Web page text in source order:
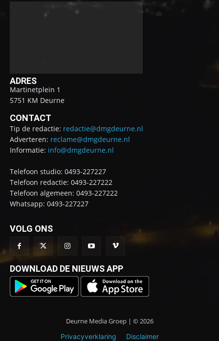
ADRES
Martinetplein 1
5751 KM Deurne
CONTACT
Tip de redactie: redactie@dmgdeurne.nl
Adverteren: reclame@dmgdeurne.nl
Informatie: info@dmgdeurne.nl
Telefoon studio: 0493-227227
Telefoon redactie: 0493-227222
Telefoon algemeen: 0493-227222
Whatsapp: 0493-227227
VOLG ONS
DOWNLOAD DE NIEUWS APP
Deurne Media Groep | © 2026
Privacyverklaring Disclaimer